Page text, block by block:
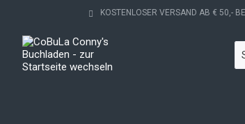
KOSTENLOSER VERSAND AB € 50,-